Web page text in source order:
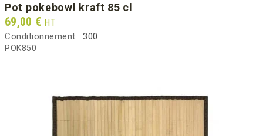
pot pokebowl kraft 85 cl
Prix
69,00 € HT
Conditionnement : 300
POK850